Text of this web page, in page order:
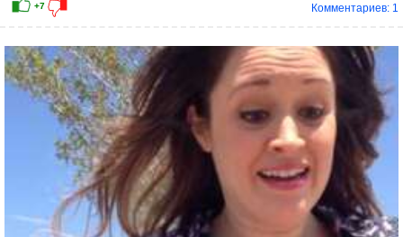
Комментариев: 1